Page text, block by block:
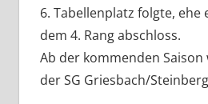
6. Tabellenplatz folgte, ehe
dem 4. Rang abschloss.
Ab der kommenden Saison
der SG Griesbach/